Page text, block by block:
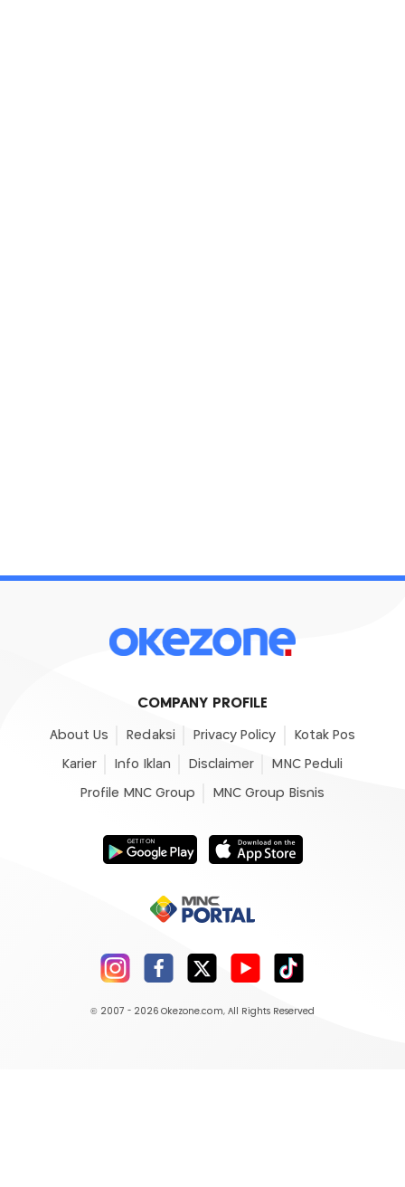
COMPANY PROFILE
About Us Redaksi Privacy Policy Kotak Pos
Karier Info Iklan Disclaimer MNC Peduli
Profile MNC Group MNC Group Bisnis
© 2007 - 2026 Okezone.com, All Rights Reserved